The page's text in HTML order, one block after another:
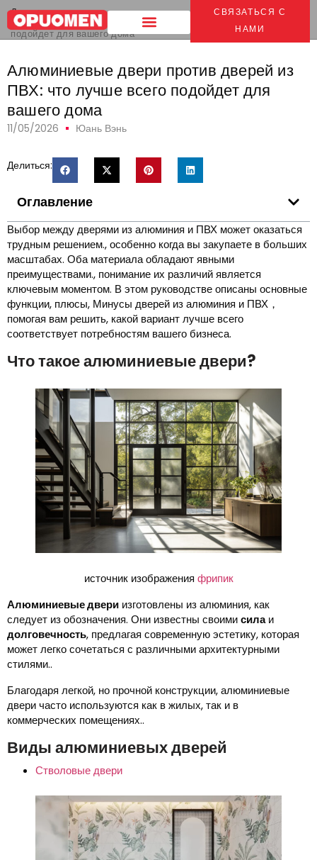
СВЯЗАТЬСЯ С
НАМИ
Дом >
Алюминиевые двери против дверей из ПВХ: что лучше всего
подойдет для вашего дома
Алюминиевые двери против дверей из
ПВХ: что лучше всего подойдет для
вашего дома
11/05/2026 Юань Вэнь
Делиться:
Оглавление
Выбор между дверями из алюминия и ПВХ может оказаться
трудным решением., особенно когда вы закупаете в больших
масштабах. Оба материала обладают явными
преимуществами., понимание их различий является
ключевым моментом. В этом руководстве описаны основные
функции, плюсы, Минусы дверей из алюминия и ПВХ，
помогая вам решить, какой вариант лучше всего
соответствует потребностям вашего бизнеса.
Что такое алюминиевые двери?
источник изображения фрипик
Алюминиевые двери изготовлены из алюминия, как
следует из обозначения. Они известны своимисилаи
долговечность, предлагая современную эстетику, которая
может легко сочетаться с различными архитектурными
стилями..
Благодаря легкой, но прочной конструкции, алюминиевые
двери часто используются как в жилых, так и в
коммерческих помещениях..
Виды алюминиевых дверей
Стволовые двери